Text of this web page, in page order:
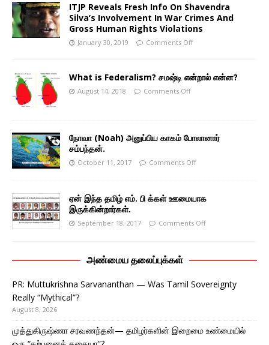
ITJP Reveals Fresh Info On Shavendra
Silva’s Involvement In War Crimes And
Gross Human Rights Violations
January 30, 2019 Comments Off
What is Federalism? சமஷ்டி என்றால் என்ன?
August 14, 2018 Comments Off
நோவா (Noah) அனுப்பிய காகம் போலானார்
சம்பந்தன்.
October 11, 2017 Comments Off
ஏன் இந்த தமிழ் எம். பி க்கள் ஊமையாக
இருக்கின்றார்கள்.
September 18, 2017 Comments Off
அண்மைய தலைப்புக்கள்
PR: Muttukrishna Sarvananthan — Was Tamil Sovereignty
Really “Mythical”?
August 8, 2026
முத்துகிருஷ்ணா சரவணந்தன்— தமிழர்களின் இறைமை உண்மையில்